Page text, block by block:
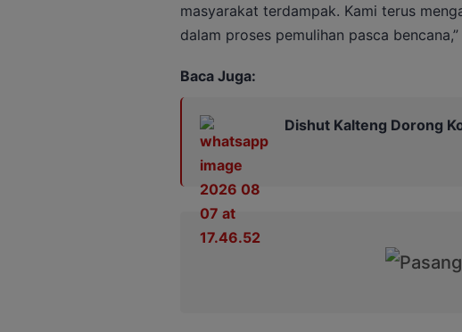
masyarakat terdampak. Kami terus
dalam proses pemulihan pasca
Baca Juga:
Dishut Kalteng Dorong